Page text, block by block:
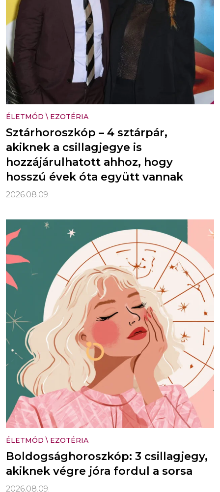
ÉLETMÓD \ EZOTÉRIA
Sztárhoroszkóp – 4 sztárpár,
akiknek a csillagjegye is
hozzájárulhatott ahhoz, hogy
hosszú évek óta együtt vannak
2026.08.09.
ÉLETMÓD \ EZOTÉRIA
Boldogsághoroszkóp: 3 csillagjegy,
akiknek végre jóra fordul a sorsa
2026.08.09.